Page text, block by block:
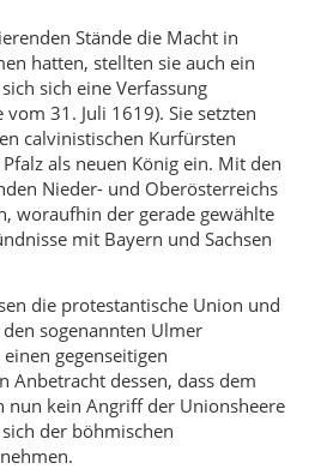
Stände die Macht in
hatten, stellten sie auch ein
sich eine Verfassung
31. Juli 1619). Sie setzten
calvinistischen Kurfürsten
als neuen König ein. Mit den
Nieder- und Oberösterreichs
woraufhin der gerade gewählte
mit Bayern und Sachsen
die protestantische Union und
sogenannten Ulmer
gegenseitigen
Anbetracht dessen, dass dem
nun kein Angriff der Unionsheere
der böhmischen